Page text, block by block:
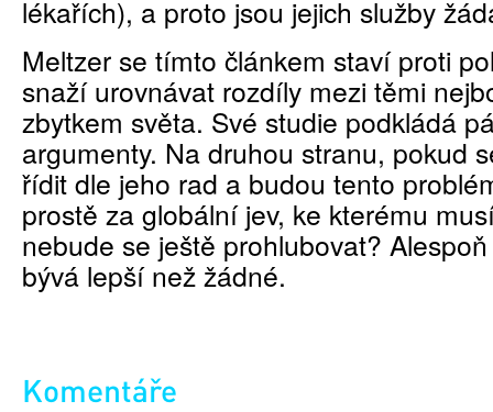
lékařích), a proto jsou jejich služby
Meltzer se tímto článkem staví proti
snaží urovnávat rozdíly mezi těmi
zbytkem světa. Své studie podkládá
argumenty. Na druhou stranu, pokud
řídit dle jeho rad a budou tento
prostě za globální jev, ke kterému
nebude se ještě prohlubovat?
bývá lepší než žádné.
Komentáře